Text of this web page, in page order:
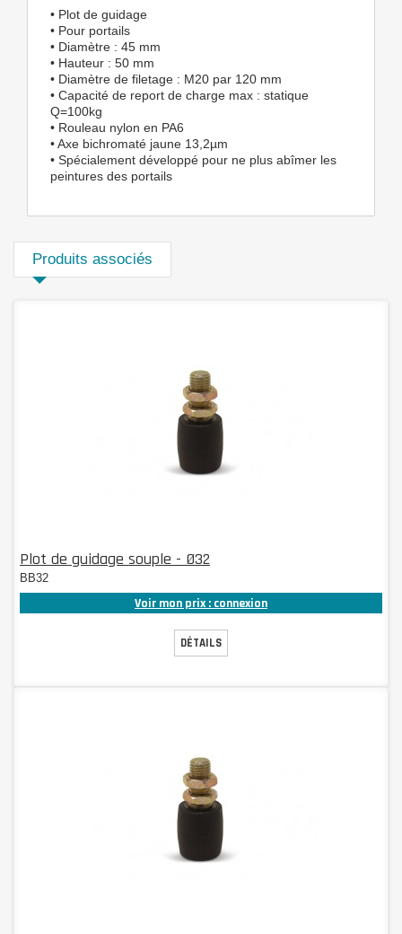
• Plot de guidage
• Pour portails
• Diamètre : 45 mm
• Hauteur : 50 mm
• Diamètre de filetage : M20 par 120 mm
• Capacité de report de charge max : statique
Q=100kg
• Rouleau nylon en PA6
• Axe bichromaté jaune 13,2µm
• Spécialement développé pour ne plus abîmer les
peintures des portails
Produits associés
Plot de guidage souple - Ø32
BB32
Voir mon prix : connexion
DÉTAILS